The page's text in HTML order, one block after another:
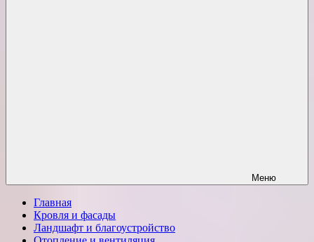
Меню
Главная
Кровля и фасады
Ландшафт и благоустройство